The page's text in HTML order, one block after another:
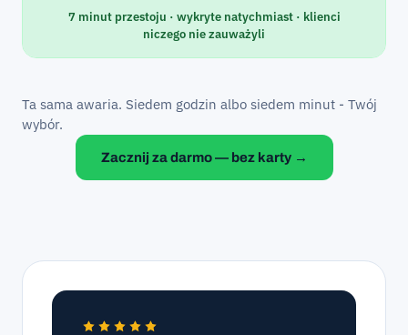
7 minut przestoju · wykryte natychmiast · klienci
niczego nie zauważyli
Ta sama awaria. Siedem godzin albo siedem minut - Twój
wybór.
Zacznij za darmo — bez karty →